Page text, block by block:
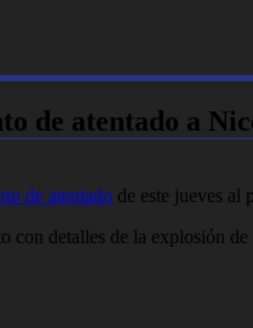
de atentado a
de atentado de este jueves al
detalles de la explosión